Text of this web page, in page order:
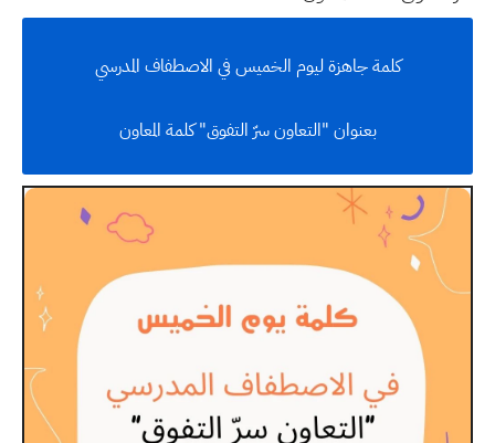
كلمة جاهزة ليوم الخميس في الاصطفاف المدرسي
بعنوان "التعاون سرّ التفوق" كلمة المعاون